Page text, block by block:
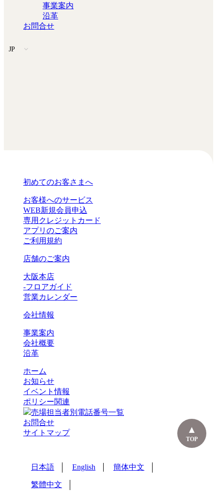
事業案内
沿革
お問合せ
JP
TOP
初めてのお客さまへ
お客様へのサービス
WEB新規会員申込
専用クレジットカード
アプリのご案内
ご利用規約
店舗のご案内
大阪本店
-フロアガイド
営業カレンダー
会社情報
事業案内
会社概要
沿革
ホーム
お知らせ
イベント情報
ポリシー関連
売場担当者別電話番号一覧
お問合せ
サイトマップ
日本語 English 簡体中文
繁體中文